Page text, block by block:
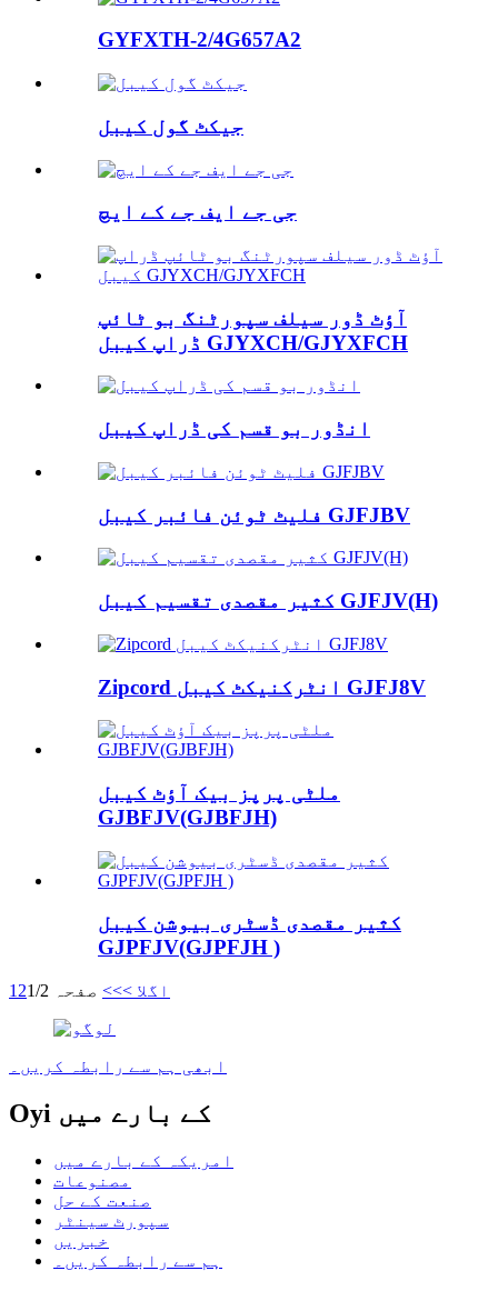
GYFXTH-2/4G657A2
جیکٹ گول کیبل
جی جے ایف جے کے ایچ
آؤٹ ڈور سیلف سپورٹنگ بو ٹائپ
ڈراپ کیبل GJYXCH/GJYXFCH
انڈور بو قسم کی ڈراپ کیبل
فلیٹ ٹوئن فائبر کیبل GJFJBV
کثیر مقصدی تقسیم کیبل GJFJV(H)
Zipcord انٹرکنیکٹ کیبل GJFJ8V
ملٹی پرپز بیک آؤٹ کیبل
GJBFJV(GJBFJH)
کثیر مقصدی ڈسٹری بیوشن کیبل
GJPFJV(GJPFJH )
1 2 اگلا >>> صفحہ 1/2
ابھی ہم سے رابطہ کریں۔
Oyi کے بارے میں
امریکہ کے بارے میں
مصنوعات
صنعت کے حل
سپورٹ سینٹر
خبریں
ہم سے رابطہ کریں۔